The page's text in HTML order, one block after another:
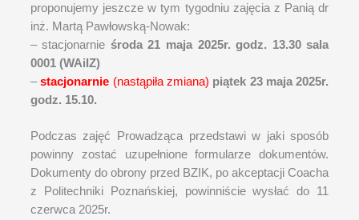
proponujemy jeszcze w tym tygodniu zajęcia z Panią dr
inż. Martą Pawłowską-Nowak:
– stacjonarnie środa 21 maja 2025r. godz. 13.30 sala
0001 (WAiIZ)
–stacjonarnie (nastąpiła zmiana) piątek 23 maja 2025r.
godz. 15.10.
Podczas zajęć Prowadząca przedstawi w jaki sposób
powinny zostać uzupełnione formularze dokumentów.
Dokumenty do obrony przed BZIK, po akceptacji Coacha
z Politechniki Poznańskiej, powinniście wysłać do 11
czerwca 2025r.